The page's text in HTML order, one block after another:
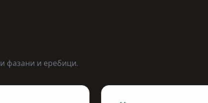
фазани и еребици.